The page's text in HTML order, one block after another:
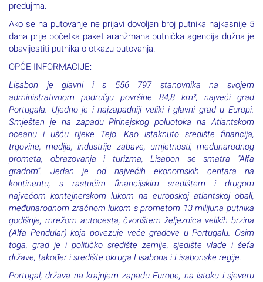
predujma.
Ako se na putovanje ne prijavi dovoljan broj putnika najkasnije 5
dana prije početka paket aranžmana putnička agencija dužna je
obavijestiti putnika o otkazu putovanja.
OPĆE INFORMACIJE:
Lisabon je glavni i s 556 797 stanovnika na svojem
administrativnom području površine 84,8 km², najveći grad
Portugala. Ujedno je i najzapadniji veliki i glavni grad u Europi.
Smješten je na zapadu Pirinejskog poluotoka na Atlantskom
oceanu i ušću rijeke Tejo. Kao istaknuto središte financija,
trgovine, medija, industrije zabave, umjetnosti, međunarodnog
prometa, obrazovanja i turizma, Lisabon se smatra "Alfa
gradom". Jedan je od najvećih ekonomskih centara na
kontinentu, s rastućim financijskim središtem i drugom
najvećom kontejnerskom lukom na europskoj atlantskoj obali,
međunarodnom zračnom lukom s prometom 13 milijuna putnika
godišnje, mrežom autocesta, čvorištem željeznica velikih brzina
(Alfa Pendular) koja povezuje veće gradove u Portugalu. Osim
toga, grad je i političko središte zemlje, sjedište vlade i šefa
države, također i središte okruga Lisabona i Lisabonske regije.
Portugal, država na krajnjem zapadu Europe, na istoku i sjeveru